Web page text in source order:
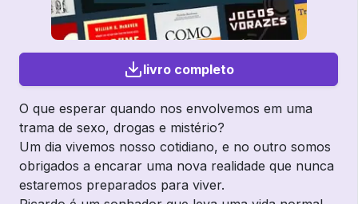
livro completo
O que esperar quando nos envolvemos em uma
trama de sexo, drogas e mistério?
Um dia vivemos nosso cotidiano, e no outro somos
obrigados a encarar uma nova realidade que nunca
estaremos preparados para viver.